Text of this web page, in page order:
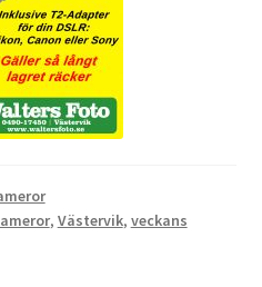
, Västervik, veckans